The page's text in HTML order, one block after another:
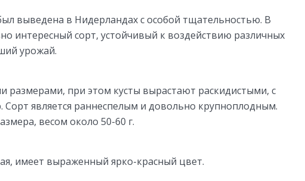
выведена в Нидерландах с особой тщательностью. В
интересный сорт, устойчивый к воздействию различных
урожай.
размерами, при этом кусты вырастают раскидистыми, с
является раннеспелым и довольно крупноплодным.
весом около 50-60 г.
имеет выраженный ярко-красный цвет.